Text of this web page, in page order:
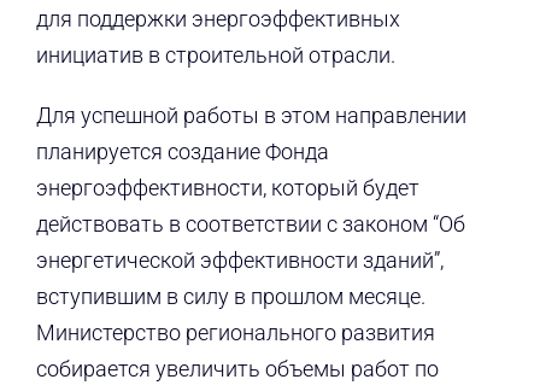
для поддержки энергоэффективных
инициатив в строительной отрасли.
Для успешной работы в этом направлении
планируется создание Фонда
энергоэффективности, который будет
действовать в соответствии с законом “Об
энергетической эффективности зданий”,
вступившим в силу в прошлом месяце.
Министерство регионального развития
собирается увеличить объемы работ по